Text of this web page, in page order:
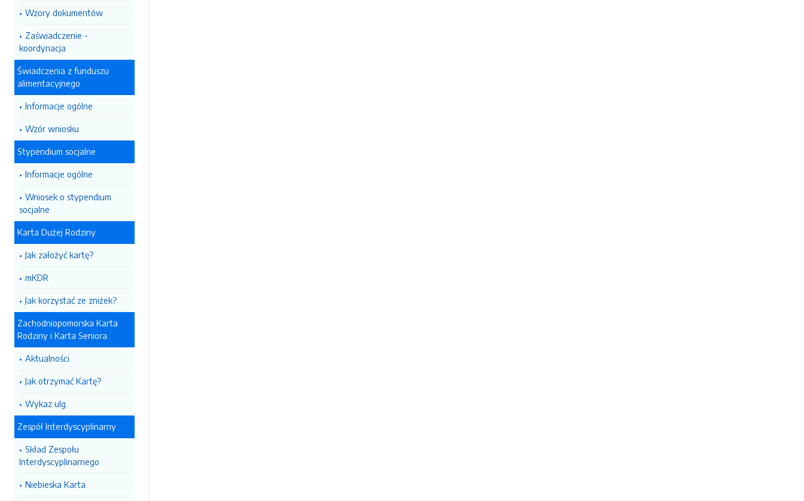
Wzory dokumentów
Zaświadczenie -
koordynacja
Świadczenia z funduszu
alimentacyjnego
Informacje ogólne
Wzór wniosku
Stypendium socjalne
Informacje ogólne
Wniosek o stypendium
socjalne
Karta Dużej Rodziny
Jak założyć kartę?
mKDR
Jak korzystać ze zniżek?
Zachodniopomorska Karta
Rodziny i Karta Seniora
Aktualności
Jak otrzymać Kartę?
Wykaz ulg
Zespół Interdyscyplinarny
Skład Zespołu
Interdyscyplinarnego
Niebieska Karta